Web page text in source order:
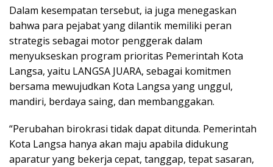
Dalam kesempatan tersebut, ia juga menegaskan
bahwa para pejabat yang dilantik memiliki peran
strategis sebagai motor penggerak dalam
menyukseskan program prioritas Pemerintah Kota
Langsa, yaitu LANGSA JUARA, sebagai komitmen
bersama mewujudkan Kota Langsa yang unggul,
mandiri, berdaya saing, dan membanggakan.
“Perubahan birokrasi tidak dapat ditunda. Pemerintah
Kota Langsa hanya akan maju apabila didukung
aparatur yang bekerja cepat, tanggap, tepat sasaran,